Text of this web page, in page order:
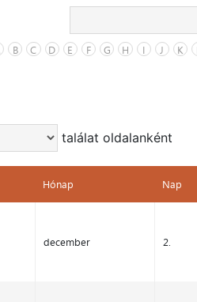
B C D E F G H I J K
találat oldalanként
Hónap Nap
december 2.